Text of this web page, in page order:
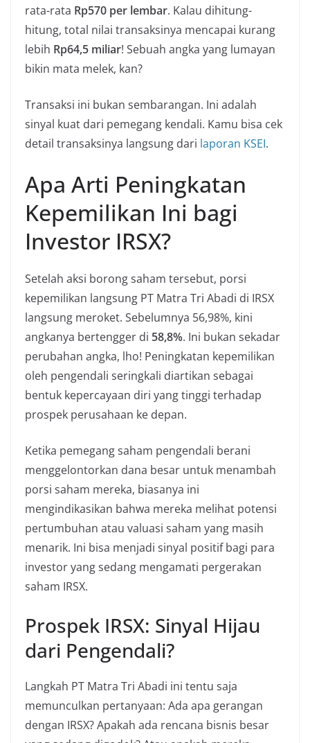
rata-rata Rp570 per lembar. Kalau dihitung-
hitung, total nilai transaksinya mencapai kurang
lebih Rp64,5 miliar! Sebuah angka yang lumayan
bikin mata melek, kan?
Transaksi ini bukan sembarangan. Ini adalah
sinyal kuat dari pemegang kendali. Kamu bisa cek
detail transaksinya langsung dari laporan KSEI.
Apa Arti Peningkatan
Kepemilikan Ini bagi
Investor IRSX?
Setelah aksi borong saham tersebut, porsi
kepemilikan langsung PT Matra Tri Abadi di IRSX
langsung meroket. Sebelumnya 56,98%, kini
angkanya bertengger di 58,8%. Ini bukan sekadar
perubahan angka, lho! Peningkatan kepemilikan
oleh pengendali seringkali diartikan sebagai
bentuk kepercayaan diri yang tinggi terhadap
prospek perusahaan ke depan.
Ketika pemegang saham pengendali berani
menggelontorkan dana besar untuk menambah
porsi saham mereka, biasanya ini
mengindikasikan bahwa mereka melihat potensi
pertumbuhan atau valuasi saham yang masih
menarik. Ini bisa menjadi sinyal positif bagi para
investor yang sedang mengamati pergerakan
saham IRSX.
Prospek IRSX: Sinyal Hijau
dari Pengendali?
Langkah PT Matra Tri Abadi ini tentu saja
memunculkan pertanyaan: Ada apa gerangan
dengan IRSX? Apakah ada rencana bisnis besar